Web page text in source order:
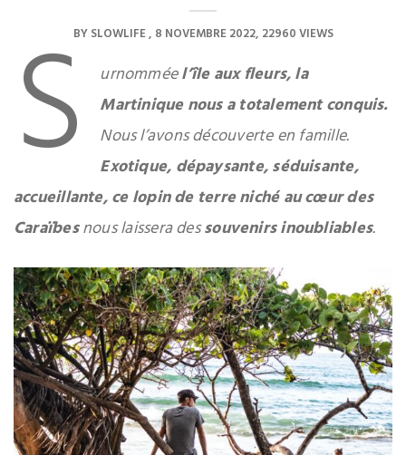
BYSLOWLIFE 8 NOVEMBRE 2022 22960 VIEWS
S urnomméel’île aux fleurs, la
Martinique nous a totalement conquis.
Nous l’avons découverte en famille.
Exotique, dépaysante, séduisante,
accueillante, ce lopin de terre niché au cœur des
Caraïbesnous laissera dessouvenirs inoubliables.